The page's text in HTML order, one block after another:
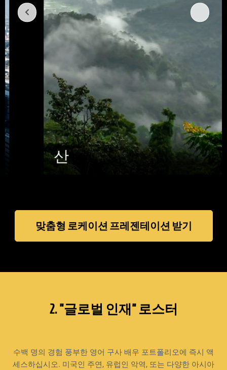
맞춤형 로케이션 프레젠테이션 받기
2. "글로벌 인재" 로스터
수백 명의 경험 풍부한 영어 구사 배우 포트폴리오에 즉시 액
세스하십시오. 미국인 주연, 유럽인 악역, 또는 다양한 아시아